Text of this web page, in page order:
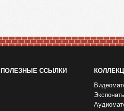
ПОЛЕЗНЫЕ ССЫЛКИ